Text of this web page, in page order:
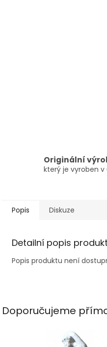
Originální
který je vyroben v
Popis Diskuze
Detailní popis
Popis produktu není
Doporučujeme